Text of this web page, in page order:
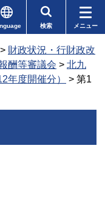
検索 メニュー
> 財政状況・行財政改
酬等審議会 > 北九
年度開催分）
> 第1